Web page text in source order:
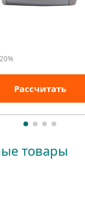
Рассчитать
товары